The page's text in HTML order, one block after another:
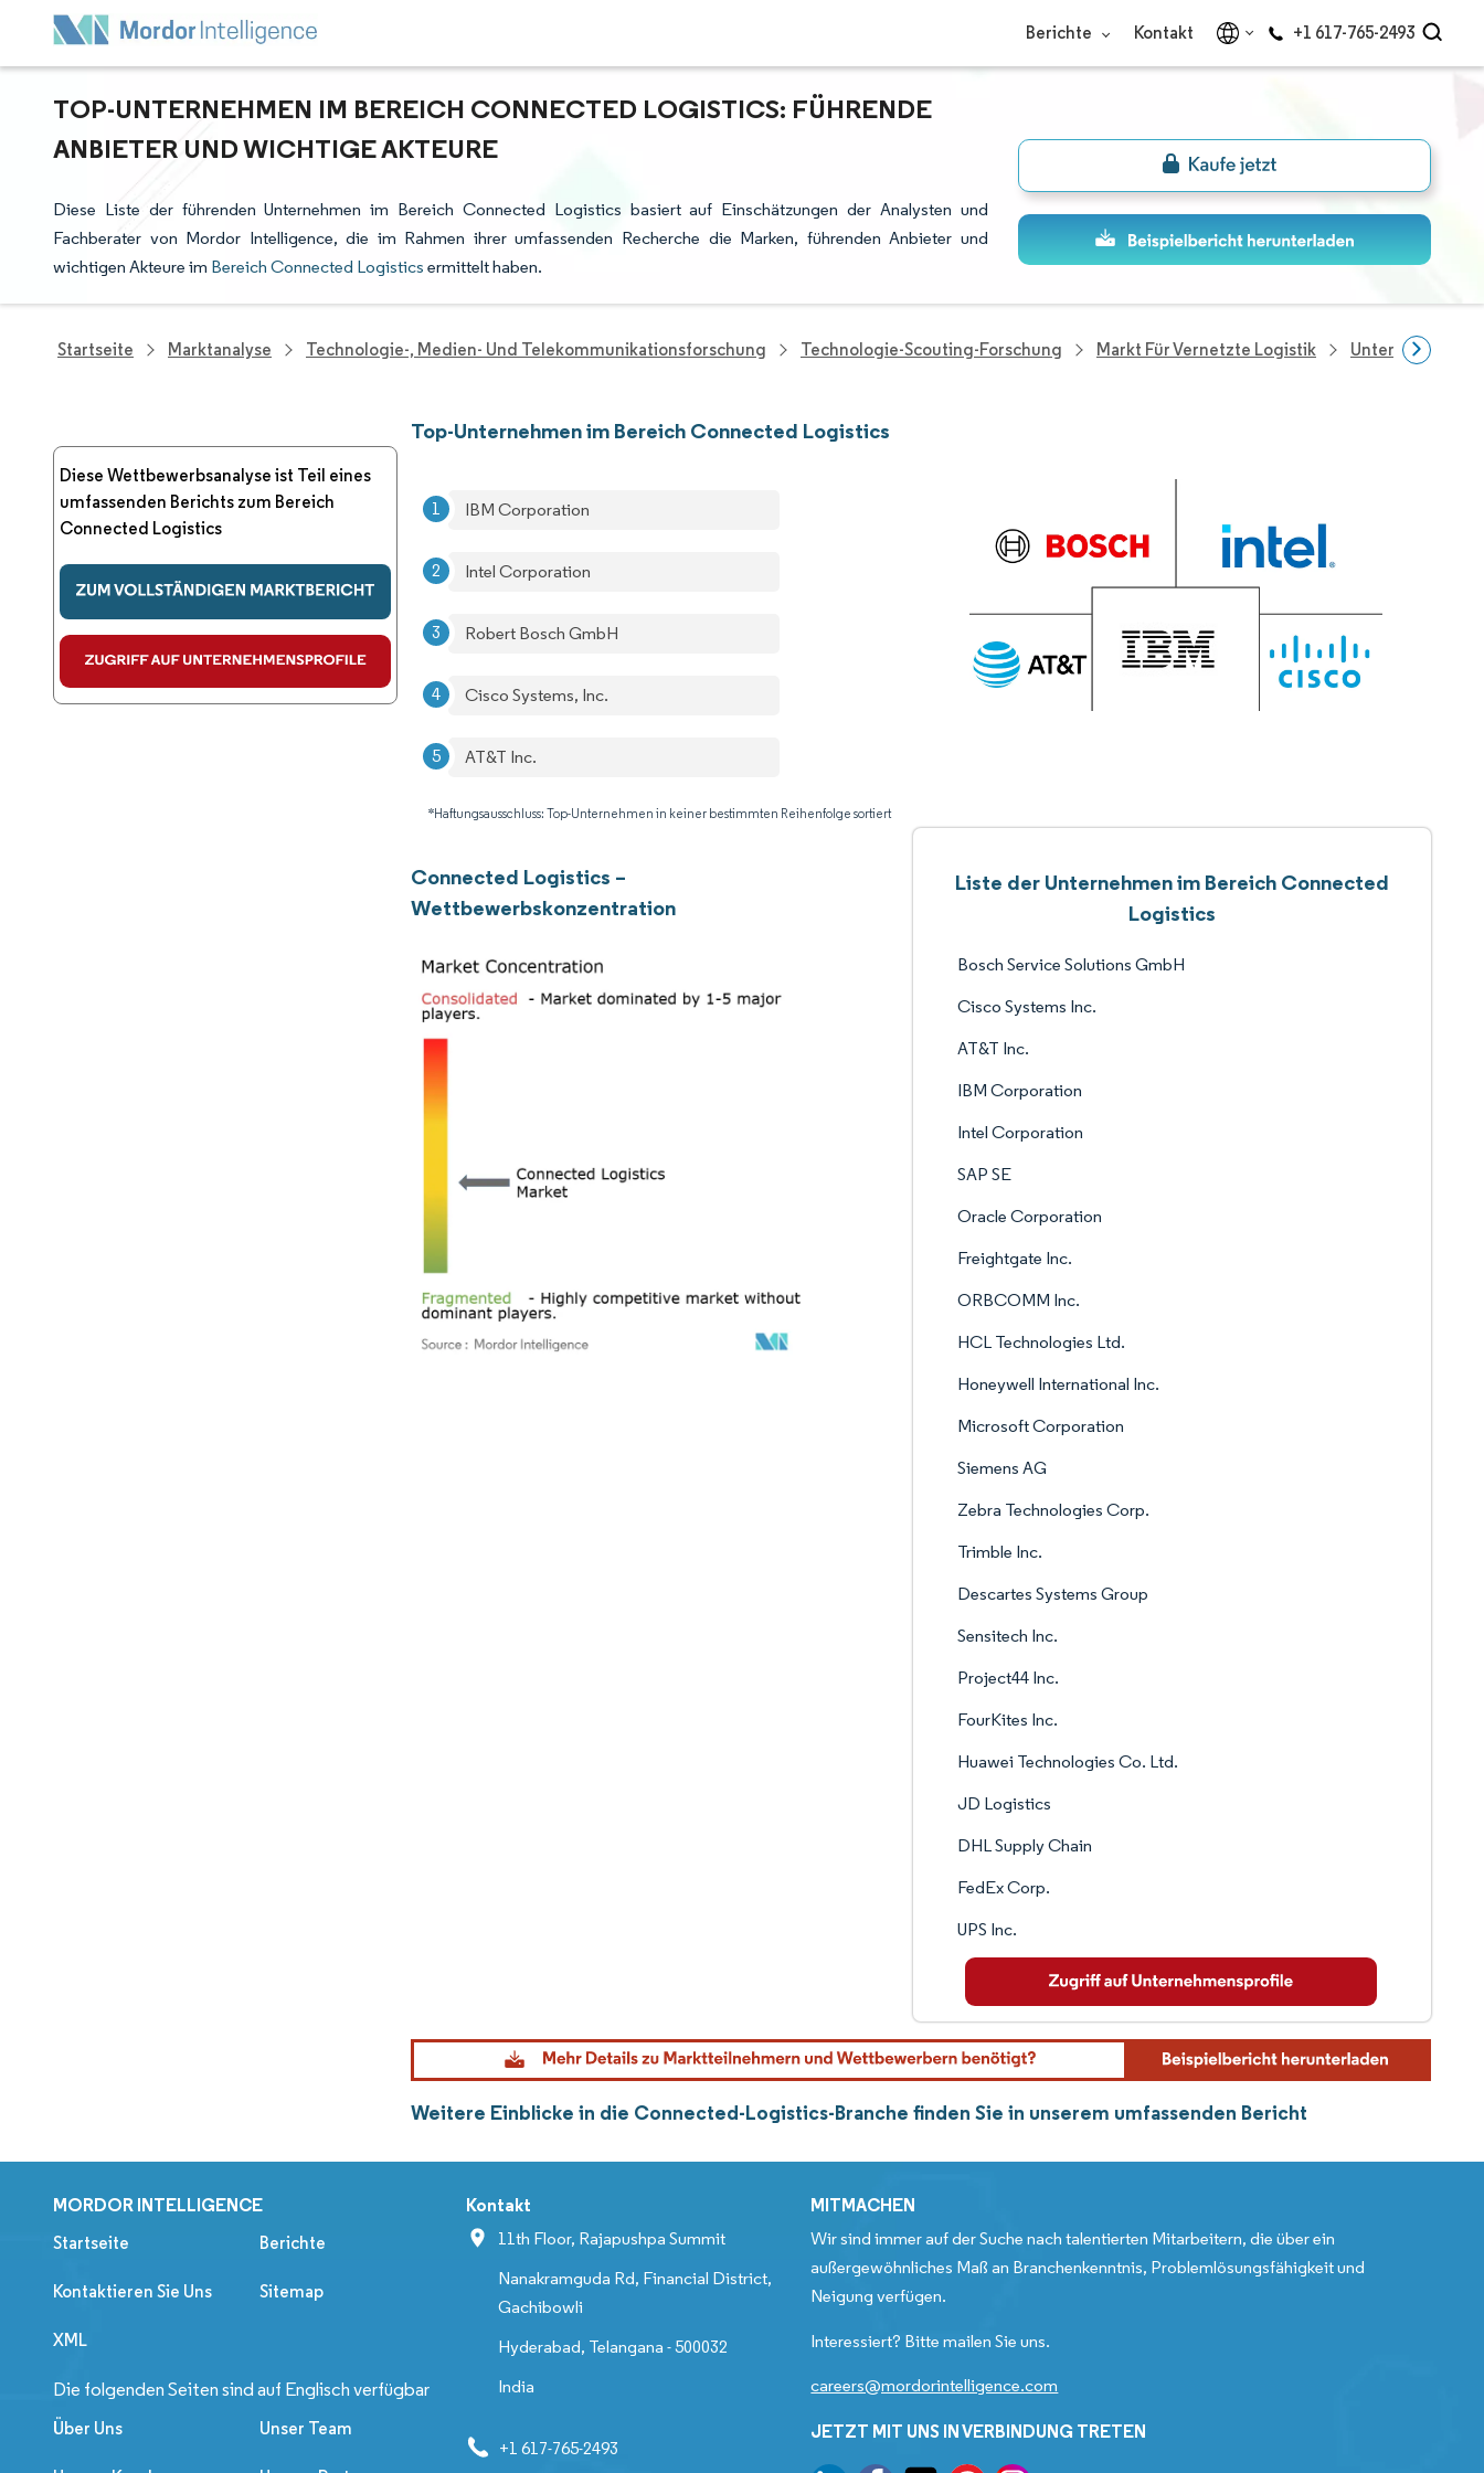
Berichte Kontakt +1 617-765-2493
TOP-UNTERNEHMEN IM BEREICH CONNECTED LOGISTICS: FÜHRENDE
ANBIETER UND WICHTIGE AKTEURE
Diese Liste der führenden Unternehmen im Bereich Connected Logistics basiert auf Einschätzungen der Analysten und
Fachberater von Mordor Intelligence, die im Rahmen ihrer umfassenden Recherche die Marken, führenden Anbieter und
wichtigen Akteure im Bereich Connected Logistics ermittelt haben.
Startseite Marktanalyse Technologie-, Medien- Und Telekommunikationsforschung Technologie-Scouting-Forschung Markt Für Vernetzte Logistik Unternehmen
Diese Wettbewerbsanalyse ist Teil eines
umfassenden Berichts zum Bereich
Connected Logistics
Top-Unternehmen im Bereich Connected Logistics
IBM Corporation
Intel Corporation
Robert Bosch GmbH
Cisco Systems, Inc.
AT&T Inc.
*Haftungsausschluss: Top-Unternehmen in keiner bestimmten Reihenfolge sortiert
Connected Logistics –
Wettbewerbskonzentration
Liste der Unternehmen im Bereich Connected
Logistics
Bosch Service Solutions GmbH
Cisco Systems Inc.
AT&T Inc.
IBM Corporation
Intel Corporation
SAP SE
Oracle Corporation
Freightgate Inc.
ORBCOMM Inc.
HCL Technologies Ltd.
Honeywell International Inc.
Microsoft Corporation
Siemens AG
Zebra Technologies Corp.
Trimble Inc.
Descartes Systems Group
Sensitech Inc.
Project44 Inc.
FourKites Inc.
Huawei Technologies Co. Ltd.
JD Logistics
DHL Supply Chain
FedEx Corp.
UPS Inc.
Weitere Einblicke in die Connected-Logistics-Branche finden Sie in unserem umfassenden Bericht
MORDOR INTELLIGENCE
Startseite Berichte
Kontaktieren Sie Uns Sitemap
XML
Die folgenden Seiten sind auf Englisch verfügbar
Über Uns Unser Team
Kontakt
11th Floor, Rajapushpa Summit
Nanakramguda Rd, Financial District,
Gachibowli
Hyderabad, Telangana - 500032
India
+1 617-765-2493
MITMACHEN
Wir sind immer auf der Suche nach talentierten Mitarbeitern, die über ein
außergewöhnliches Maß an Branchenkenntnis, Problemlösungsfähigkeit und
Neigung verfügen.
Interessiert? Bitte mailen Sie uns.
careers@mordorintelligence.com
JETZT MIT UNS IN VERBINDUNG TRETEN